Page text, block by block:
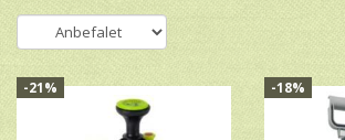
-21% -18%